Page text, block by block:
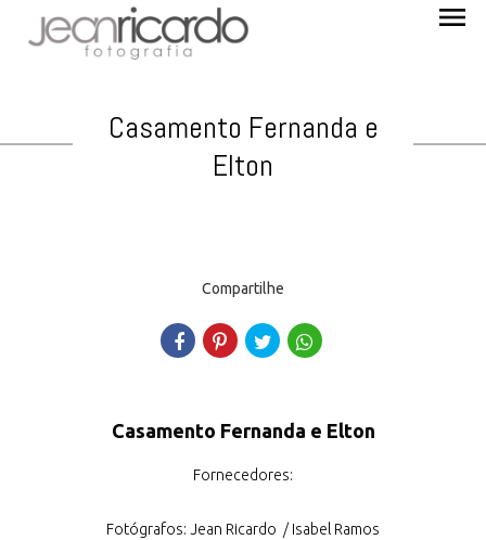
menu
Casamento Fernanda e
Elton
Compartilhe
Casamento Fernanda e Elton
Fornecedores:
Fotógrafos: Jean Ricardo / Isabel Ramos